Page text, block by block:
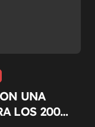
UNA
LOS 200